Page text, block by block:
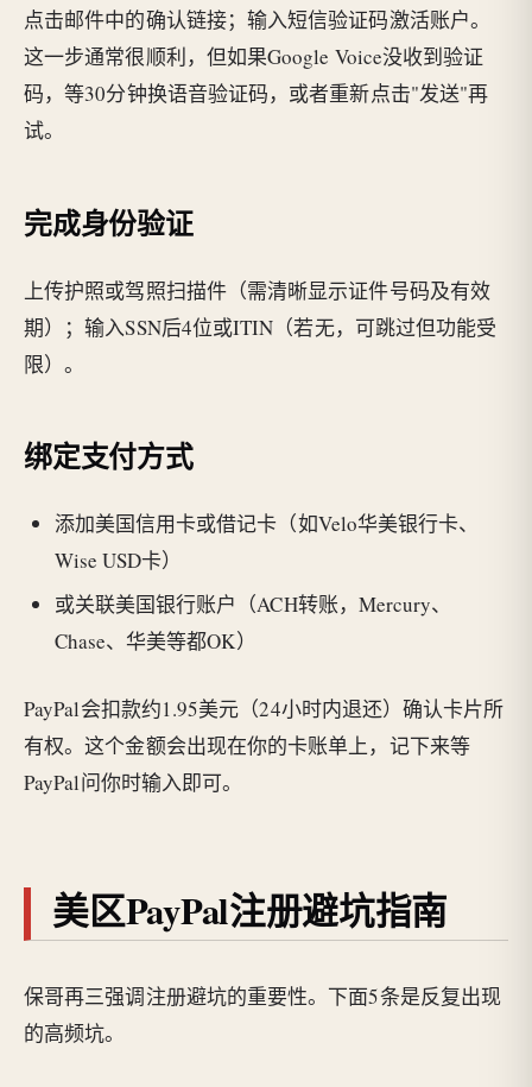
点击邮件中的确认链接；输入短信验证码激活账户。
这一步通常很顺利，但如果Google Voice没收到验证
码，等30分钟换语音验证码，或者重新点击"发送"再
试。
完成身份验证
上传护照或驾照扫描件（需清晰显示证件号码及有效
期）；输入SSN后4位或ITIN（若无，可跳过但功能受
限）。
绑定支付方式
添加美国信用卡或借记卡（如Velo华美银行卡、
Wise USD卡）
或关联美国银行账户（ACH转账，Mercury、
Chase、华美等都OK）
PayPal会扣款约1.95美元（24小时内退还）确认卡片所
有权。这个金额会出现在你的卡账单上，记下来等
PayPal问你时输入即可。
美区PayPal注册避坑指南
保哥再三强调注册避坑的重要性。下面5条是反复出现
的高频坑。